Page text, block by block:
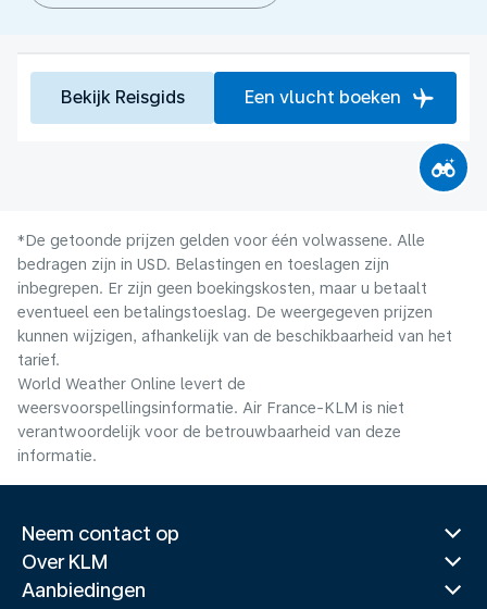
Bekijk Reisgids Een vlucht boeken
*De getoonde prijzen gelden voor één volwassene. Alle
bedragen zijn in USD. Belastingen en toeslagen zijn
inbegrepen. Er zijn geen boekingskosten, maar u betaalt
eventueel een betalingstoeslag. De weergegeven prijzen
kunnen wijzigen, afhankelijk van de beschikbaarheid van het
tarief.
World Weather Online levert de
weersvoorspellingsinformatie. Air France-KLM is niet
verantwoordelijk voor de betrouwbaarheid van deze
informatie.
Neem contact op
Over KLM
Aanbiedingen